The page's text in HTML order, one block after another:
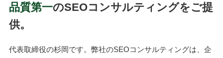
品質第一のSEOコンサルティングをご提
供。
代表取締役の杉岡です。弊社のSEOコンサルティングは、企